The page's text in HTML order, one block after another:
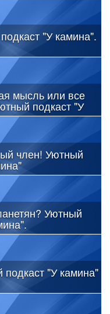
"У камина".
мысль или все
подкаст "У
член! Уютный
Уютный
"У камина"